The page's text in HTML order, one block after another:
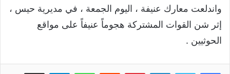
واندلعت معارك عنيفة ، اليوم الجمعة ، في مديرية حيس ،
إثر شن القوات المشتركة هجوماً عنيفاً على مواقع
الحوثيين .